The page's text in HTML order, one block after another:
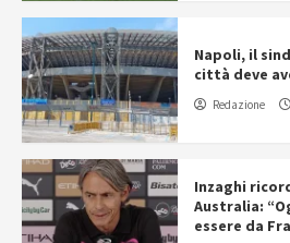
Napoli, il
città deve
Redazione
Inzaghi
Australia:
essere da